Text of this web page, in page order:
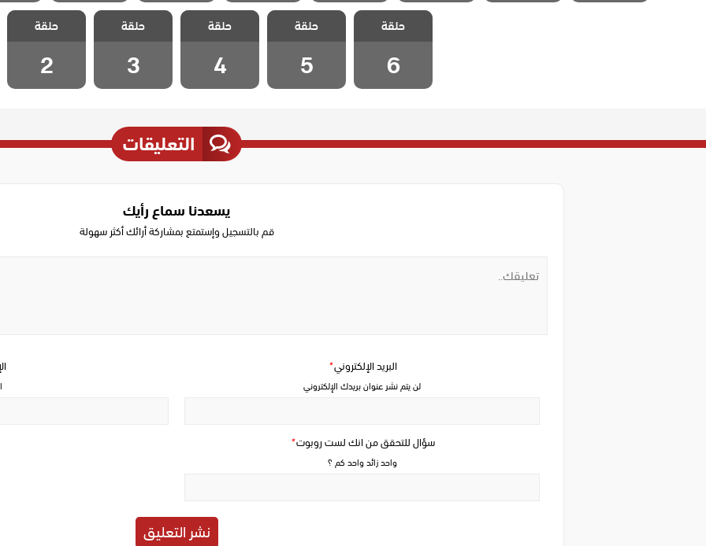
مسلسل هيا
لنذهب الحلقة 6
حلقة
6
مسلسل هيا
لنذهب الحلقة 5
حلقة
5
مسلسل هيا
لنذهب الحلقة 4
حلقة
4
مسلسل هيا
لنذهب الحلقة 3
حلقة
3
مسلسل هيا
لنذهب الحلقة 2
حلقة
2
التعليقات
يسعدنا سماع رأيك
قم بالتسجيل وإستمتع بمشاركة أرائك أكثر سهولة
سؤال للتحقق من انك لست روبوت*
واحد زائد واحد كم ؟
البريد الإلكتروني*
لن يتم نشر عنوان بريدك الإلكتروني